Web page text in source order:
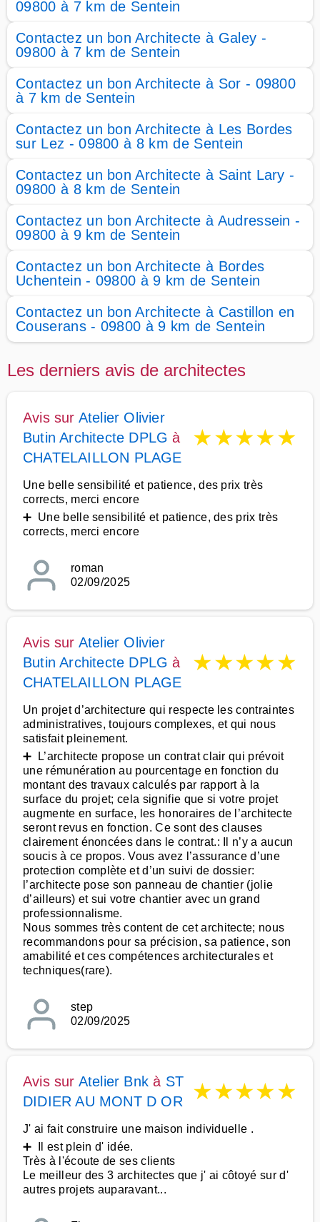
09800 à 7 km de Sentein
Contactez un bon Architecte à Galey -
09800 à 7 km de Sentein
Contactez un bon Architecte à Sor - 09800
à 7 km de Sentein
Contactez un bon Architecte à Les Bordes
sur Lez - 09800 à 8 km de Sentein
Contactez un bon Architecte à Saint Lary -
09800 à 8 km de Sentein
Contactez un bon Architecte à Audressein -
09800 à 9 km de Sentein
Contactez un bon Architecte à Bordes
Uchentein - 09800 à 9 km de Sentein
Contactez un bon Architecte à Castillon en
Couserans - 09800 à 9 km de Sentein
Les derniers avis de architectes
Avis sur Atelier Olivier
Butin Architecte DPLG à
CHATELAILLON PLAGE
★★★★★
Une belle sensibilité et patience, des prix très
corrects, merci encore
➕ Une belle sensibilité et patience, des prix très
corrects, merci encore
roman
02/09/2025
Avis sur Atelier Olivier
Butin Architecte DPLG à
CHATELAILLON PLAGE
★★★★★
Un projet d’architecture qui respecte les contraintes
administratives, toujours complexes, et qui nous
satisfait pleinement.
➕ L’architecte propose un contrat clair qui prévoit
une rémunération au pourcentage en fonction du
montant des travaux calculés par rapport à la
surface du projet; cela signifie que si votre projet
augmente en surface, les honoraires de l’architecte
seront revus en fonction. Ce sont des clauses
clairement énoncées dans le contrat.: Il n’y a aucun
soucis à ce propos. Vous avez l’assurance d’une
protection complète et d’un suivi de dossier:
l’architecte pose son panneau de chantier (jolie
d’ailleurs) et sui votre chantier avec un grand
professionnalisme.
Nous sommes très content de cet architecte; nous
recommandons pour sa précision, sa patience, son
amabilité et ces compétences architecturales et
techniques(rare).
step
02/09/2025
Avis sur Atelier Bnk à ST
DIDIER AU MONT D OR
★★★★★
J' ai fait construire une maison individuelle .
➕ Il est plein d' idée.
Très à l'écoute de ses clients
Le meilleur des 3 architectes que j' ai côtoyé sur d'
autres projets auparavant...